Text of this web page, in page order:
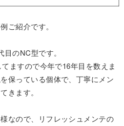
ご紹介です。
のNC型です。
ますので今年で16年目を数えま
保っている個体で、丁寧にメン
きます。
なので、リフレッシュメンテの